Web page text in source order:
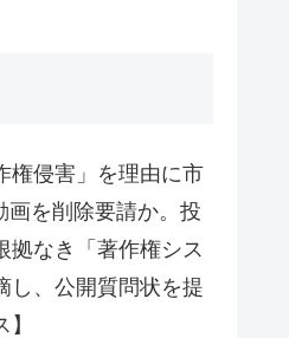
権侵害」を理由に市
画を削除要請か。投
拠なき「著作権シス
し、公開質問状を提